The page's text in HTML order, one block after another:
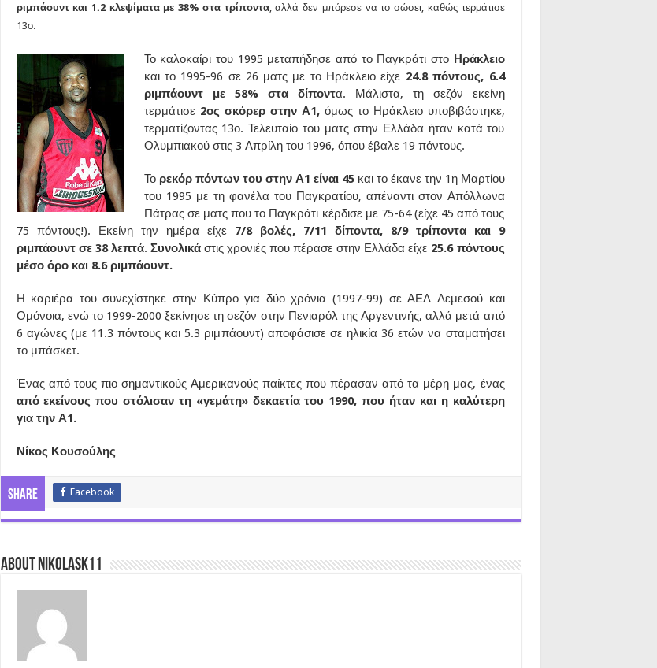
ριμπάουντ και 1.2 κλεψίματα με 38% στα τρίποντα, αλλά δεν μπόρεσε να το σώσει, καθώς τερμάτισε
13ο.
Το καλοκαίρι του 1995 μεταπήδησε από το Παγκράτι στο Ηράκλειο
και το 1995-96 σε 26 ματς με το Ηράκλειο είχε 24.8 πόντους, 6.4
ριμπάουντ με 58% στα δίποντα. Μάλιστα, τη σεζόν εκείνη
τερμάτισε 2ος σκόρερ στην Α1,όμως το Ηράκλειο υποβιβάστηκε,
τερματίζοντας 13ο. Τελευταίο του ματς στην Ελλάδα ήταν κατά του
Ολυμπιακού στις 3 Απρίλη του 1996, όπου έβαλε 19 πόντους.
Το ρεκόρ πόντων του στην Α1 είναι 45 και το έκανε την 1η Μαρτίου
του 1995 με τη φανέλα του Παγκρατίου, απέναντι στον Απόλλωνα
Πάτρας σε ματς που το Παγκράτι κέρδισε με 75-64 (είχε 45 από τους
75 πόντους!). Εκείνη την ημέρα είχε 7/8 βολές, 7/11 δίποντα, 8/9 τρίποντα και 9
ριμπάουντ σε 38 λεπτά. Συνολικάστις χρονιές που πέρασε στην Ελλάδα είχε 25.6 πόντους
μέσο όρο και 8.6 ριμπάουντ.
Η καριέρα του συνεχίστηκε στην Κύπρο για δύο χρόνια (1997-99) σε ΑΕΛ Λεμεσού και
Ομόνοια, ενώ το 1999-2000 ξεκίνησε τη σεζόν στην Πενιαρόλ της Αργεντινής, αλλά μετά από
6 αγώνες (με 11.3 πόντους και 5.3 ριμπάουντ) αποφάσισε σε ηλικία 36 ετών να σταματήσει
το μπάσκετ.
Ένας από τους πιο σημαντικούς Αμερικανούς παίκτες που πέρασαν από τα μέρη μας, ένας
από εκείνους που στόλισαν τη «γεμάτη» δεκαετία του 1990, που ήταν και η καλύτερη
για την Α1.
Νίκος Κουσούλης
Share Facebook
About nikolask11